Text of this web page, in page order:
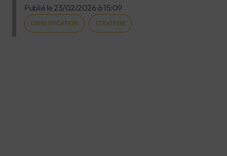
Publié le 23/02/2026 à 15:09
DIVERSIFICATION STRATÉGIE